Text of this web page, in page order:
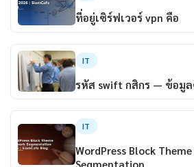
ที่อยู่เซิร์ฟเวอร์ vpn คือ
IT
รหัส swift กสิกร — ข้อมู
IT
WordPress Block